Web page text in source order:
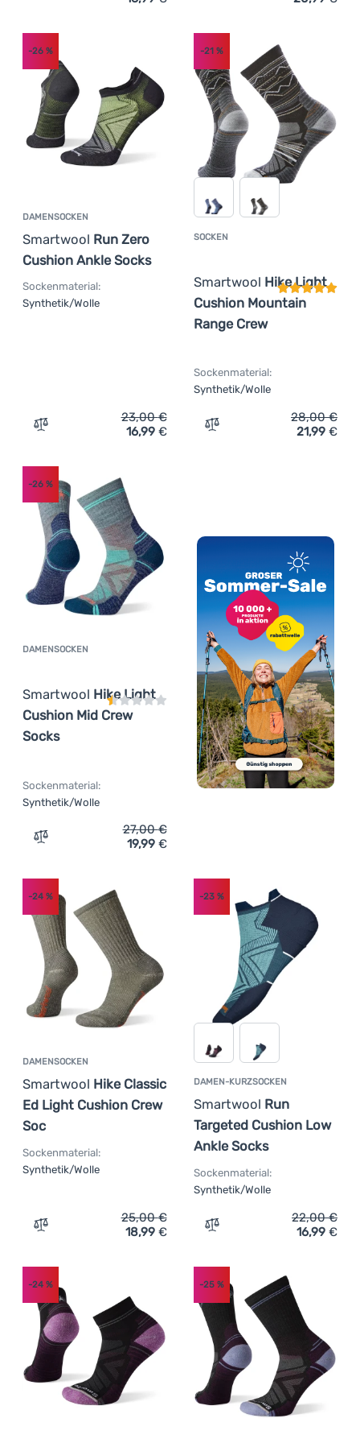
Anmelden /
Registrieren
DAMENSOCKEN
Smartwool Run Zero
Cushion Ankle Socks
-26 %
Sockenmaterial:
Synthetik/Wolle
Zum Vergleich 'Damensocken Smartwool Run Zero
23,00€
16,99 €
SOCKEN
Smartwool Hike Light
Cushion Mountain
Range Crew
-21 %
Sockenmaterial:
Synthetik/Wolle
Zum Vergleich 'Socken
28,00€
21,99 €
DAMENSOCKEN
Smartwool Hike Light
Cushion Mid Crew
Socks
Kundenbewertung
-26 %
Sockenmaterial:
Synthetik/Wolle
Zum Vergleich 'Damensocken Smartwool Hike Light
27,00€
19,99 €
DAMENSOCKEN
Smartwool Hike Classic
Ed Light Cushion Crew
Soc
-24 %
Sockenmaterial:
Synthetik/Wolle
Zum Vergleich 'Damensocken Smartwool Hike Classic
25,00€
18,99 €
DAMEN-KURZSOCKEN
Smartwool Run
Targeted Cushion Low
Ankle Socks
-23%
Sockenmaterial:
Synthetik/Wolle
Zum Vergleich 'Damen-
22,00€
16,99 €
-24 % -25%